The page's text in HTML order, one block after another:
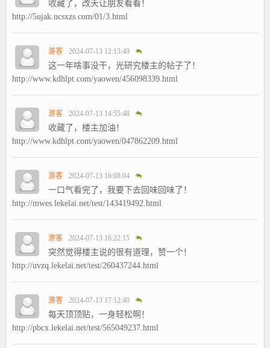
收藏了，改天让朋友看看！
http://5ujak.ncsxzs.com/01/3.html
游客 2024-07-13 12:13:49
这一年啥事没干，光研究楼主的帖子了！
http://www.kdhlpt.com/yaowen/456098339.html
游客 2024-07-13 14:55:48
收藏了，楼主加油！
http://www.kdhlpt.com/yaowen/047862209.html
游客 2024-07-13 16:08:04
一口气看完了，我要下去回味回味了！
http://mwes.lekelai.net/test/143419492.html
游客 2024-07-13 16:22:15
突然觉得楼主说的很有道理，赞一个！
http://uvzq.lekelai.net/test/260437244.html
游客 2024-07-13 17:12:40
每天顶顶贴，一身轻松啊！
http://pbcx.lekelai.net/test/565049237.html